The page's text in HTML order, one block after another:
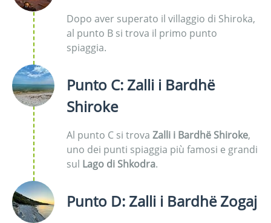
Dopo aver superato il villaggio di Shiroka,
al punto B si trova il primo punto
spiaggia.
Punto C: Zalli i Bardhë
Shiroke
Al punto C si trova Zalli i Bardhë Shiroke,
uno dei punti spiaggia più famosi e grandi
sul Lago di Shkodra.
Punto D: Zalli i Bardhë Zogaj